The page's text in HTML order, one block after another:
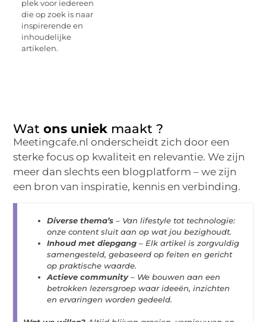
plek voor iedereen
die op zoek is naar
inspirerende en
inhoudelijke
artikelen.
Watons uniek maakt ?
Meetingcafe.nl onderscheidt zich door een
sterke focus op kwaliteit en relevantie. We zijn
meer dan slechts een blogplatform – we zijn
een bron van inspiratie, kennis en verbinding.
Diverse thema’s – Van lifestyle tot technologie:
onze content sluit aan op wat jou bezighoudt.
Inhoud met diepgang – Elk artikel is zorgvuldig
samengesteld, gebaseerd op feiten en gericht
op praktische waarde.
Actieve community– We bouwen aan een
betrokken lezersgroep waar ideeën, inzichten
en ervaringen worden gedeeld.